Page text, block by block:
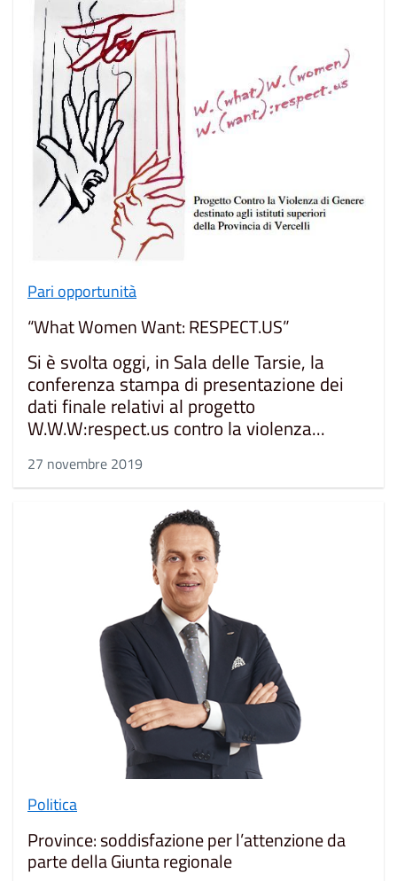
Pari opportunità
“What Women Want: RESPECT.US”
Si è svolta oggi, in Sala delle Tarsie, la
conferenza stampa di presentazione dei
dati finale relativi al progetto
W.W.W:respect.us contro la violenza...
27 novembre 2019
Politica
Province: soddisfazione per l’attenzione da
parte della Giunta regionale